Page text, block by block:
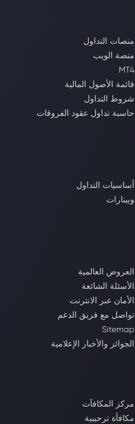
منصات التداول
منصة الويب
MT4
قائمة الأصول المالية
شروط التداول
حاسبة تداول عقود الفروقات
أساسيات التداول
ويبنارات
العروض العالمية
الأسئلة الشائعة
الأمان عبر الانترنت
تواصل مع فريق الدعم
Sitemap
الجوائز والأخبار الإعلامية
مركز المكافآت
مكافأة ترحيبية